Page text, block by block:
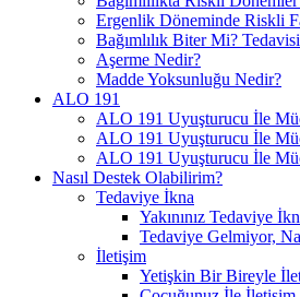
Ergenlik Döneminde Riskli
Bağımlılık Biter Mi?
Aşerme Nedir?
Madde Yoksunluğu Nedir?
ALO 191
ALO 191 Uyuşturucu İle
ALO 191 Uyuşturucu İle
ALO 191 Uyuşturucu İle
Nasıl Destek Olabilirim?
Tedaviye İkna
Yakınınız Tedaviye
Tedaviye Gelmiyor,
İletişim
Yetişkin Bir Bireyle